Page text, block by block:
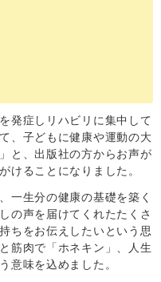
発症しリハビリに集中して
、子どもに健康や運動の大
と、出版社の方からお声が
けることになりました。
一生分の健康の基礎を築く
の声を届けてくれたたくさ
ちをお伝えしたいという思
筋肉で「ホネキン」、人生
意味を込めました。